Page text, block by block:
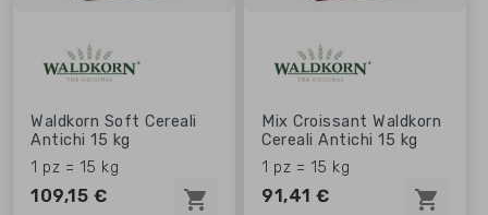
Waldkorn Soft Cereali
Antichi 15 kg
1 pz = 15 kg
109,15 € shopping_cart
Mix Croissant Waldkorn
Cereali Antichi 15 kg
1 pz = 15 kg
91,41 € shopping_cart